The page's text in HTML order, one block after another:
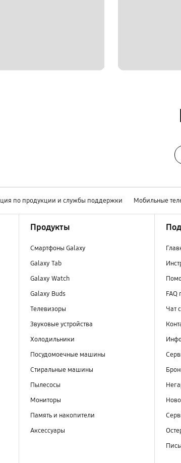
по продукции и службы поддержки Мобильные
Продукты
Смартфоны Galaxy
Galaxy Tab
Galaxy Watch
Galaxy Buds
Телевизоры
Звуковые устройства
Холодильники
Посудомоечные машины
Стиральные машины
Пылесосы
Мониторы
Память и накопители
Аксессуары
FAQ
Чат